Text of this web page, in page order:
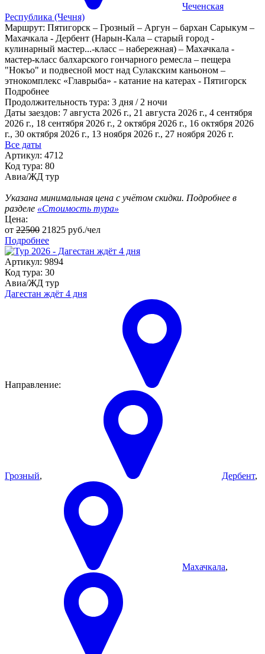
Чеченская
Республика (Чечня)
Маршрут: Пятигорск – Грозный – Аргун – бархан Сарыкум –
Махачкала - Дербент (Нарын-Кала – старый город -
кулинарный мастер...-класс – набережная) – Махачкала -
мастер-класс балхарского гончарного ремесла – пещера
"Нокъо" и подвесной мост над Сулакским каньоном –
этнокомплекс «Главрыба» - катание на катерах - Пятигорск
Подробнее
Продолжительность тура: 3 дня / 2 ночи
Даты заездов: 7 августа 2026 г., 21 августа 2026 г., 4 сентября
2026 г., 18 сентября 2026 г., 2 октября 2026 г., 16 октября 2026
г., 30 октября 2026 г., 13 ноября 2026 г., 27 ноября 2026 г.
Все даты
Артикул: 4712
Код тура: 80
Авиа/ЖД тур
Указана минимальная цена с учётом скидки. Подробнее в
разделе «Стоимость тура»
Цена:
от 22500 21825 руб./чел
Подробнее
Артикул: 9894
Код тура: 30
Авиа/ЖД тур
Дагестан ждёт 4 дня
Направление:
Грозный, Дербент,
Махачкала,